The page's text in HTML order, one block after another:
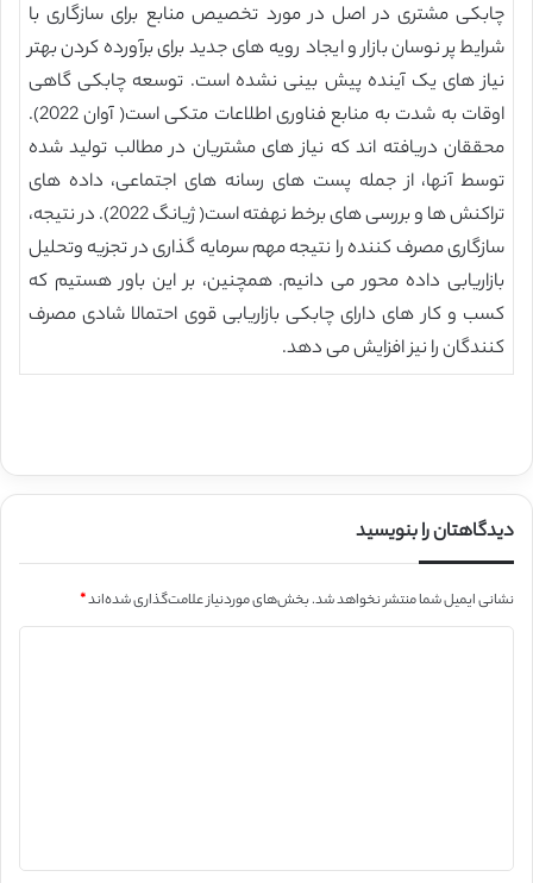
چابکی مشتری در اصل در مورد تخصیص منابع برای سازگاری با
شرایط پر نوسان بازار و ایجاد رویه های جدید برای برآورده کردن بهتر
نیاز های یک آینده پیش بینی نشده است. توسعه چابکی گاهی
اوقات به شدت به منابع فناوری اطلاعات متکی است( آوان 2022).
محققان دریافته اند که نیاز های مشتریان در مطالب تولید شده
توسط آنها، از جمله پست های رسانه های اجتماعی، داده های
تراکنش ها و بررسی های برخط نهفته است( ژیانگ 2022). در نتیجه،
سازگاری مصرف کننده را نتیجه مهم سرمایه گذاری در تجزیه وتحلیل
بازاریابی داده محور می دانیم. همچنین، بر این باور هستیم که
کسب و کار های دارای چابکی بازاریابی قوی احتمالا شادی مصرف
کنندگان را نیز افزایش می دهد.
دیدگاهتان را بنویسید
نشانی ایمیل شما منتشر نخواهد شد.بخش‌های موردنیاز علامت‌گذاری شده‌اند*